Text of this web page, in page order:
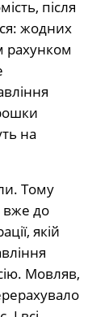
після
жодних
рахунком
на
Тому
вже до
якій
Мовляв,